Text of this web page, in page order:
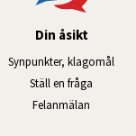
Din åsikt
Synpunkter, klagomål
Ställ en fråga
Felanmälan